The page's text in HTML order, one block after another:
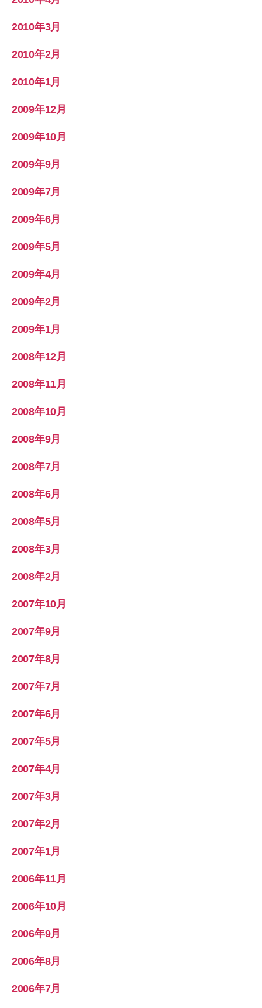
2010年3月
2010年2月
2010年1月
2009年12月
2009年10月
2009年9月
2009年7月
2009年6月
2009年5月
2009年4月
2009年2月
2009年1月
2008年12月
2008年11月
2008年10月
2008年9月
2008年7月
2008年6月
2008年5月
2008年3月
2008年2月
2007年10月
2007年9月
2007年8月
2007年7月
2007年6月
2007年5月
2007年4月
2007年3月
2007年2月
2007年1月
2006年11月
2006年10月
2006年9月
2006年8月
2006年7月